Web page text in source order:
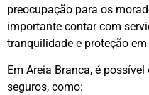
preocupação para os
importante contar com
tranquilidade e proteção
Em Areia Branca, é
seguros, como: